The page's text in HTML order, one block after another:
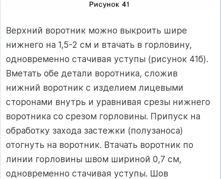
Верхний воротник можно выкроить шире
нижнего на 1,5-2 см и втачать в горловину,
одновременно стачивая уступы (рисунок 41б).
Вметать обе детали воротника, сложив
нижний воротник с изделием лицевыми
сторонами внутрь и уравнивая срезы нижнего
воротника со срезом горловины. Припуск на
обработку захода застежки (полузаноса)
отогнуть на воротник. Втачать воротник по
линии горловины швом шириной 0,7 см,
одновременно стачивая уступы. Шов